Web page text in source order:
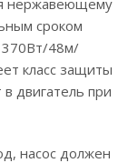
нержавеющему
сроком
370Вт/48м/
класс защиты
двигатель при
насос должен